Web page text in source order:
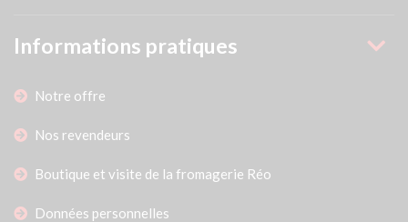
Informations pratiques
Notre offre
Nos revendeurs
Boutique et visite de la fromagerie Réo
Données personnelles